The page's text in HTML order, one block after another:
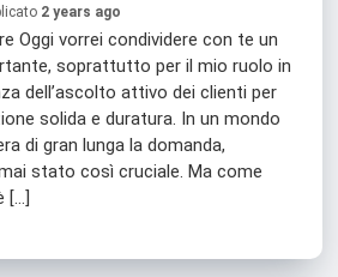
2 years ago
Oggi vorrei condividere con te un
soprattutto per il mio ruolo in
dell’ascolto attivo dei clienti per
solida e duratura. In un mondo
di gran lunga la domanda,
stato così cruciale. Ma come
[…]